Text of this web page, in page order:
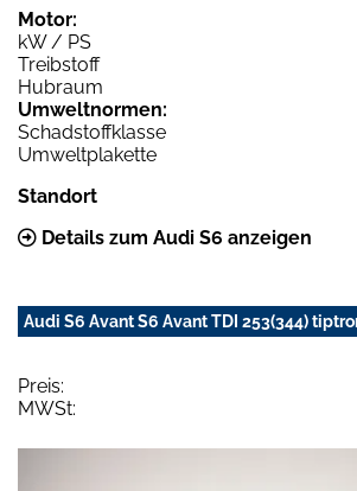
Motor:
kW / PS
Treibstoff
Hubraum
Umweltnormen:
Schadstoffklasse
Umweltplakette
Standort
Details zum Audi S6 anzeigen
Audi S6 Avant S6 Avant TDI 253(344)
Preis:
MWSt: